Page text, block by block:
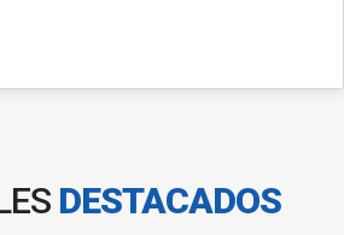
DESTACADOS